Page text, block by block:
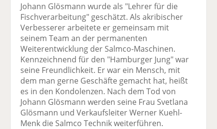
Johann Glösmann wurde als "Lehrer für die
Fischverarbeitung" geschätzt. Als akribischer
Verbesserer arbeitete er gemeinsam mit
seinem Team an der permanenten
Weiterentwicklung der Salmco-Maschinen.
Kennzeichnend für den "Hamburger Jung" war
seine Freundlichkeit. Er war ein Mensch, mit
dem man gerne Geschäfte gemacht hat, heißt
es in den Kondolenzen. Nach dem Tod von
Johann Glösmann werden seine Frau Svetlana
Glösmann und Verkaufsleiter Werner Kuehl-
Menk die Salmco Technik weiterführen.